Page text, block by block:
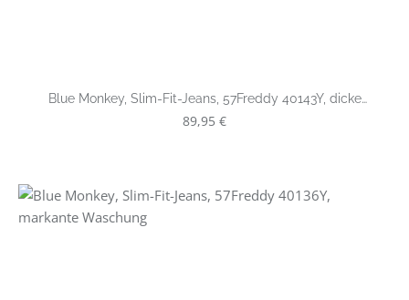
Blue Monkey, Slim-Fit-Jeans, 57Freddy 40143Y, dicke
Kontrastnähte
Regulärer Preis:
89,95 €